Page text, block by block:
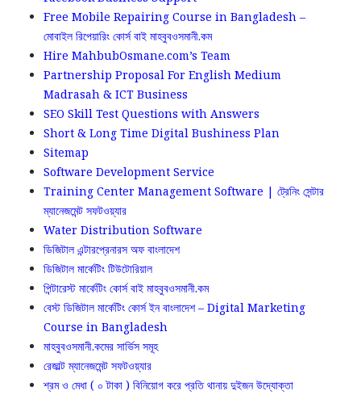
Free Mobile Repairing Course in Bangladesh –
মোবাইল রিপেয়ারিং কোর্স বাই মাহবুবওসমানী.কম
Hire MahbubOsmane.com’s Team
Partnership Proposal For English Medium
Madrasah & ICT Business
SEO Skill Test Questions with Answers
Short & Long Time Digital Bushiness Plan
Sitemap
Software Development Service
Training Center Management Software | ট্রেনিং সেন্টার
ম্যানেজমেন্ট সফটওয়্যার
Water Distribution Software
ডিজিটাল এন্টারপ্রেনারস অফ বাংলাদেশ
ডিজিটাল মার্কেটিং টিউটোরিয়াল
পিন্টারেস্ট মার্কেটিং কোর্স বাই মাহবুবওসমানী.কম
বেস্ট ডিজিটাল মার্কেটিং কোর্স ইন বাংলাদেশ – Digital Marketing
Course in Bangladesh
মাহবুবওসমানী.কমের সার্ভিস সমূহ
রেজাল্ট ম্যানেজমেন্ট সফটওয়্যার
শ্রম ও মেধা ( ০ টাকা ) বিনিয়োগ করে প্রতি থানায় দুইজন উদ্যোক্তা